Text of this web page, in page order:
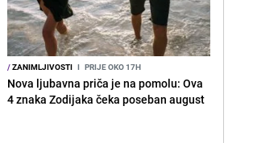
/ZANIMLJIVOSTI I PRIJE OKO 17H
Nova ljubavna priča je na pomolu: Ova
4 znaka Zodijaka čeka poseban august